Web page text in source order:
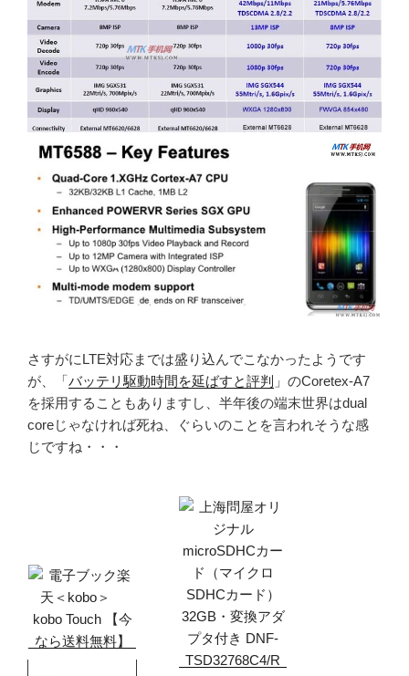
さすがにLTE対応までは盛り込んでこなかったようです
が、「バッテリ駆動時間を延ばすと評判 」のCoretex-A7
を採用することもありますし、半年後の端末世界はdual
coreじゃなければ死ね、ぐらいのことを言われそうな感
じですね・・・